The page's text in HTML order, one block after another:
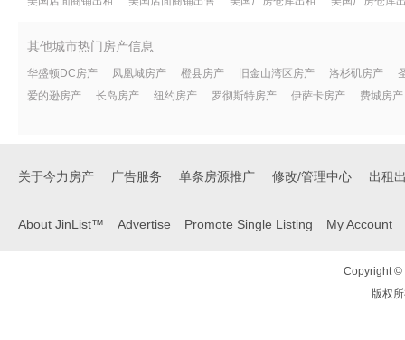
其他城市热门房产信息
华盛顿DC房产 凤凰城房产 橙县房产 旧金山湾区房产 洛杉矶房产
爱的逊房产
长岛房产 纽约房产 罗彻斯特房产 伊萨卡房产 费城房产
关于今力房产 广告服务 单条房源推广 修改/管理中心 出租
About JinList™ Advertise Promote Single Listing My Account
Copyright ©
版权